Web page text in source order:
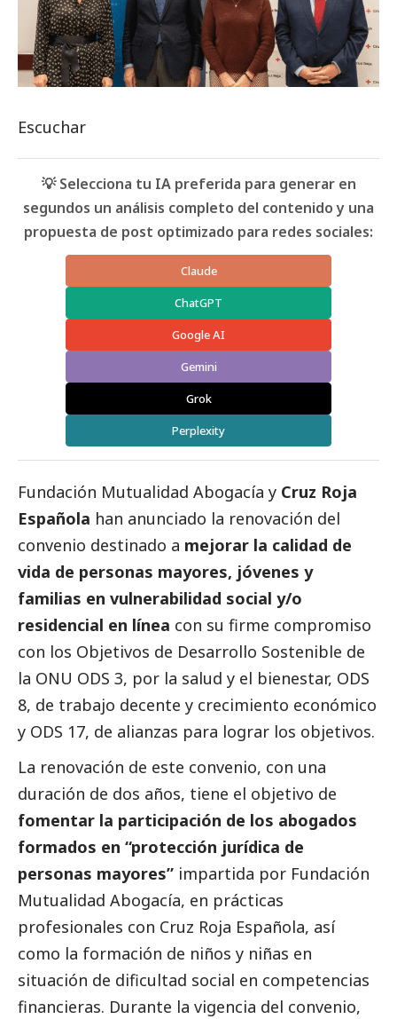
Escuchar
💡 Selecciona tu IA preferida para generar en
segundos un análisis completo del contenido y una
propuesta de post optimizado para redes sociales:
Claude
ChatGPT
Google AI
Gemini
Grok
Perplexity
Fundación Mutualidad Abogacía y Cruz Roja
Española han anunciado la renovación del
convenio destinado a mejorar la calidad de
vida de personas mayores, jóvenes y
familias en vulnerabilidad social y/o
residencial en línea con su firme compromiso
con los Objetivos de Desarrollo Sostenible de
la ONU ODS 3, por la salud y el bienestar, ODS
8, de trabajo decente y crecimiento económico
y ODS 17, de alianzas para lograr los objetivos.
La renovación de este convenio, con una
duración de dos años, tiene el objetivo de
fomentar la participación de los abogados
formados en “protección jurídica de
personas mayores” impartida por Fundación
Mutualidad Abogacía, en prácticas
profesionales con Cruz Roja Española, así
como la formación de niños y niñas en
situación de dificultad social en competencias
financieras. Durante la vigencia del convenio,